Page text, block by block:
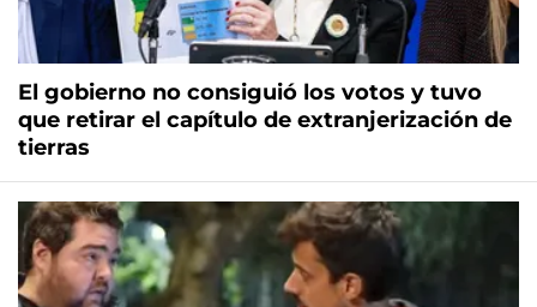
El gobierno no consiguió los votos y tuvo
que retirar el capítulo de extranjerización de
tierras